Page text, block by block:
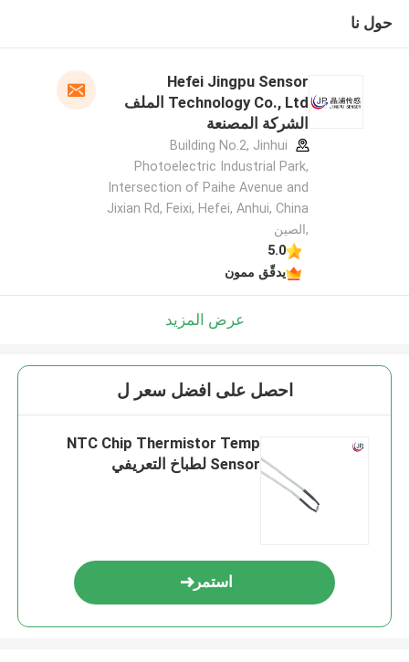
حول نا
Hefei Jingpu Sensor
Technology Co., Ltd الملف
الشركة المصنعة
Building No.2, Jinhui
Photoelectric Industrial Park,
Intersection of Paihe Avenue and
Jixian Rd, Feixi, Hefei, Anhui, China
,الصين
5.0
يدقّق ممون
عرض المزيد
احصل على افضل سعر ل
NTC Chip Thermistor Temp
Sensor لطباخ التعريفي
استمر